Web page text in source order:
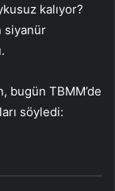
kalıyor?
siyanür
bugün TBMM’de
söyledi: